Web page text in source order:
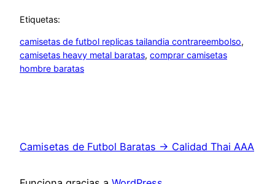
Etiquetas:
camisetas de futbol replicas tailandia contrareembolso
camisetas heavy metal baratas, comprar camisetas
hombre baratas
Camisetas de Futbol Baratas → Calidad Thai AAA